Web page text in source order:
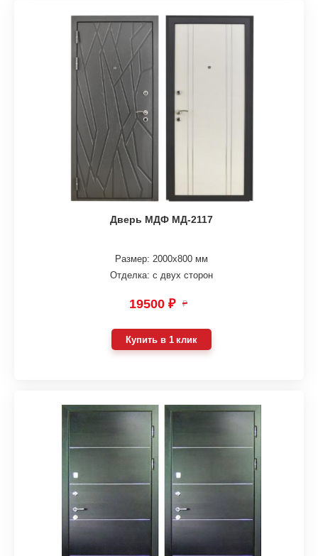
Дверь МДФ МД-2117
Размер: 2000х800 мм
Отделка: с двух сторон
19500 ₽ ₽
Купить в 1 клик